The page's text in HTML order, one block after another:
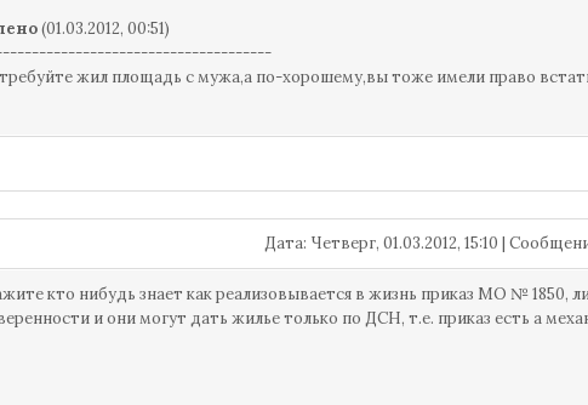
(01.03.2012, 00:51)
жил площадь с мужа,а по-хорошему,вы тоже имели право
Дата: Четверг, 01.03.2012, 15:10 |
кто нибудь знает как реализовывается в жизнь приказ МО № 1850,
и они могут дать жилье только по ДСН, т.е. приказ есть а